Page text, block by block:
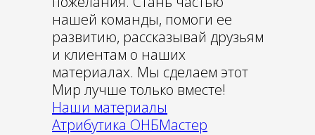
нашей команды, помоги ее
развитию, рассказывай друзьям
и клиентам о наших
материалах. Мы сделаем этот
Мир лучше только вместе!
Наши материалы
Атрибутика ОНБМастер